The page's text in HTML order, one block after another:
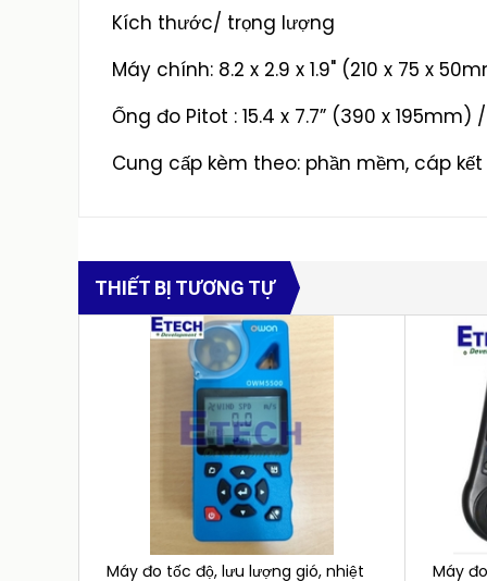
Kích thước/ trọng lượng
Máy chính: 8.2 x 2.9 x 1.9" (210 x 75 x
Ống đo Pitot : 15.4 x 7.7” (390 x 195mm)
Cung cấp kèm theo: phần mềm, cáp
THIẾT BỊ TƯƠNG TỰ
Máy đo tốc độ, lưu lượng gió, nhiệt
Máy